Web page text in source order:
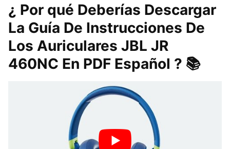
¿ Por qué Deberías Descargar
La Guía De Instrucciones De
Los Auriculares JBL JR
460NC En PDF Español ? 📚